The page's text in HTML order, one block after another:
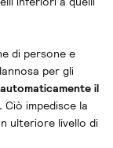
di persone e
per gli
il
Ciò impedisce la
ulteriore livello di